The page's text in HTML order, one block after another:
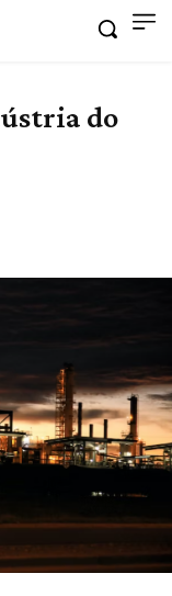
do